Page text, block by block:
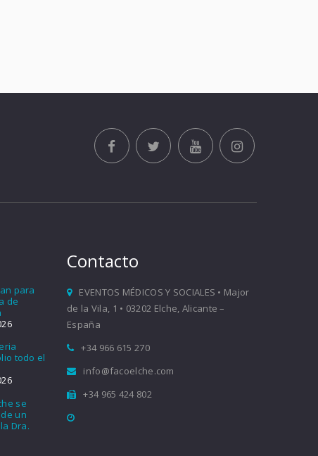
para
de
todo el
se
un
Dra.
Contacto
EVENTOS MÉDICOS Y SOCIALES • Major
de la Vila, 1 • 03202 Elche, Alicante –
España
+34 966 615 270
info@facoelche.com
+34 965 424 802